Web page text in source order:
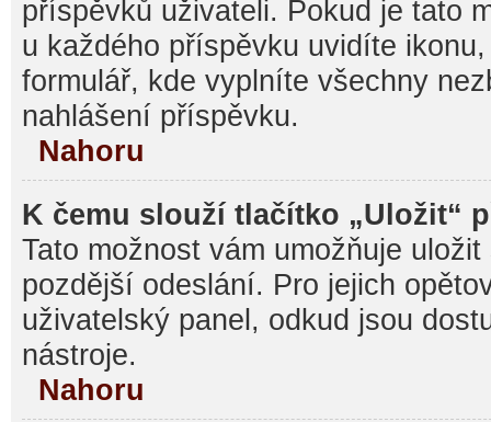
příspěvků uživateli. Pokud je tato
u každého příspěvku uvidíte
formulář, kde vyplníte všechny
nahlášení příspěvku.
Nahoru
K čemu slouží tlačítko „Uložit“
Tato možnost vám umožňuje
pozdější odeslání. Pro jejich
uživatelský panel, odkud jsou
nástroje.
Nahoru